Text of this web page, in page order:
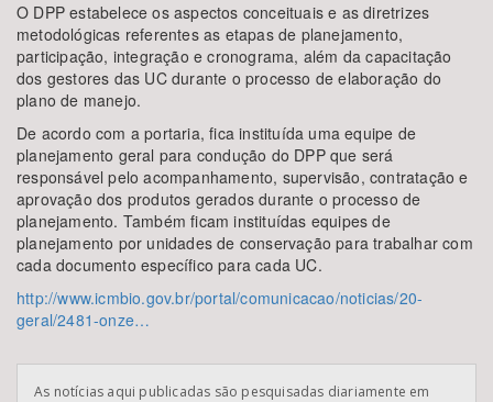
O DPP estabelece os aspectos conceituais e as diretrizes
metodológicas referentes as etapas de planejamento,
participação, integração e cronograma, além da capacitação
dos gestores das UC durante o processo de elaboração do
plano de manejo.
De acordo com a portaria, fica instituída uma equipe de
planejamento geral para condução do DPP que será
responsável pelo acompanhamento, supervisão, contratação e
aprovação dos produtos gerados durante o processo de
planejamento. Também ficam instituídas equipes de
planejamento por unidades de conservação para trabalhar com
cada documento específico para cada UC.
http://www.icmbio.gov.br/portal/comunicacao/noticias/20-
geral/2481-onze…
As notícias aqui publicadas são pesquisadas diariamente em